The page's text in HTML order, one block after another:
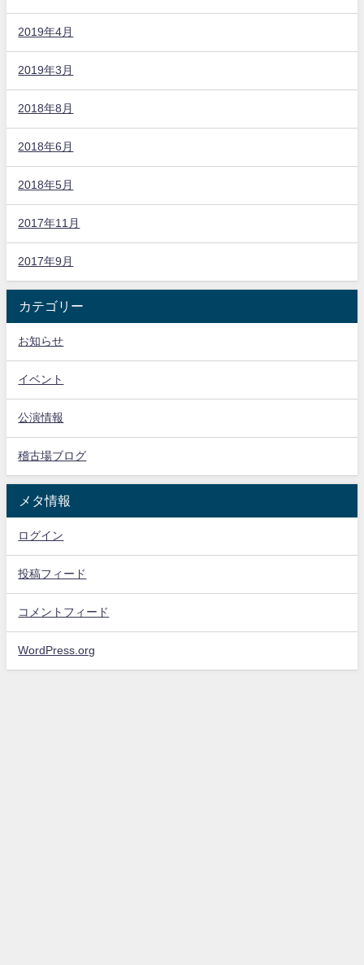
2019年4月
2019年3月
2018年8月
2018年6月
2018年5月
2017年11月
2017年9月
カテゴリー
お知らせ
イベント
公演情報
稽古場ブログ
メタ情報
ログイン
投稿フィード
コメントフィード
WordPress.org